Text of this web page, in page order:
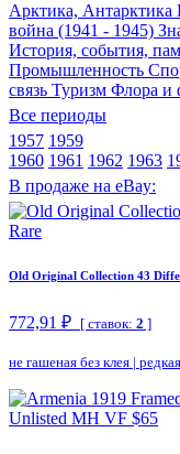
Арктика, Антарктика
война (1941 - 1945)
История, события,
Промышленность
связь Туризм Флора и
Все периоды
1957 1959
1960 1961 1962 1963
В продаже на eBay:
Old Original Collection 43
772,91 ₽ [ ставок: 2 ]
не гашеная без клея | редкая